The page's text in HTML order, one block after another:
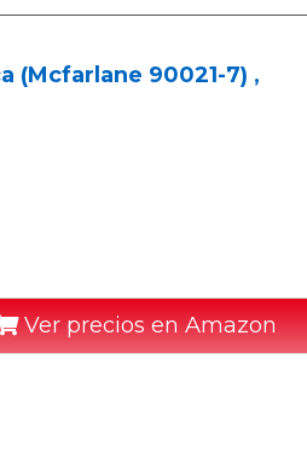
(Mcfarlane 90021-7) ,
Ver precios en Amazon